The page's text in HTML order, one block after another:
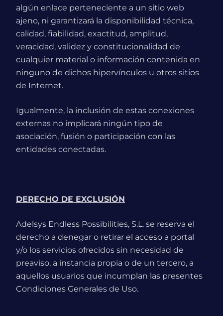
algún enlace perteneciente a un sitio web
ajeno, ni garantizará la disponibilidad técnica,
calidad, fiabilidad, exactitud, amplitud,
veracidad, validez y constitucionalidad de
cualquier material o información contenida en
ninguno de dichos hipervínculos u otros sitios
de Internet.
Igualmente, la inclusión de estas conexiones
externas no implicará ningún tipo de
asociación, fusión o participación con las
entidades conectadas.
DERECHO DE EXCLUSIÓN
Adelsys Endless Possibilities, S.L. se reserva el
derecho a denegar o retirar el acceso a portal
y/o los servicios ofrecidos sin necesidad de
preaviso, a instancia propia o de un tercero, a
aquellos usuarios que incumplan las presentes
Condiciones Generales de Uso.